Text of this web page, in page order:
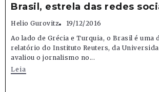
Brasil, estrela das redes
Helio Gurovitz
19/12/2016
Ao lado de Grécia e Turquia, o Brasil é uma
relatório do Instituto Reuters, da
avaliou o jornalismo no...
Leia